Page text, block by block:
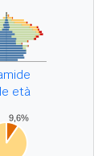
età